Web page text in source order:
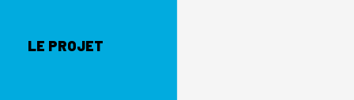
LE PROJET